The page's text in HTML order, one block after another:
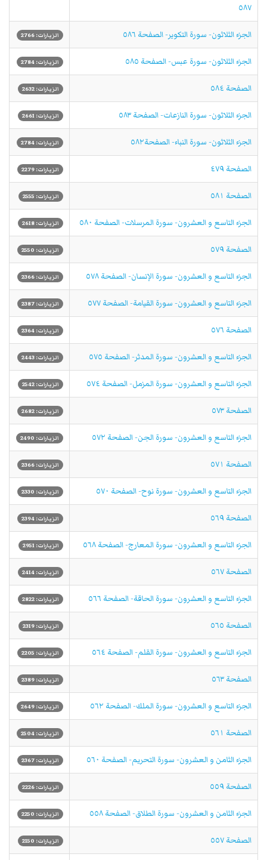
٥٨٧
الجزء الثلاثون- سورة التكوير- الصفحة ٥٨٦ الزيارات: 2766
الجزء الثلاثون- سورة عبس- الصفحة ٥٨٥ الزيارات: 2784
الصفحة ٥٨٤ الزيارات: 2632
الجزء الثلاثون- سورة النازعات- الصفحة ٥٨٣ الزيارات: 2661
الجزء الثلاثون- سورة النباء- الصفحة٥٨٢ الزيارات: 2784
الصفحة ٤٧۹ الزيارات: 2279
الصفحة ٥٨١ الزيارات: 2555
الجزء التاسع و العشرون- سورة المرسلات- الصفحة ٥٨٠ الزيارات: 2618
الصفحة ٥٧٩ الزيارات: 2550
الجزء التاسع و العشرون- سورة الإنسان- الصفحة ٥٧٨ الزيارات: 2366
الجزء التاسع و العشرون- سورة القيامة- الصفحة ٥٧٧ الزيارات: 2387
الصفحة ٥٧٦ الزيارات: 2364
الجزء التاسع و العشرون- سورة المدثر- الصفحة ٥٧٥ الزيارات: 2443
الجزء التاسع و العشرون- سورة المزمل- الصفحة ٥٧٤ الزيارات: 2542
الصفحة ٥٧٣ الزيارات: 2682
الجزء التاسع و العشرون- سورة الجن- الصفحة ٥٧٢ الزيارات: 2490
الصفحة ٥٧١ الزيارات: 2366
الجزء التاسع و العشرون- سورة نوح- الصفحة ٥٧٠ الزيارات: 2330
الصفحة ٥٦٩ الزيارات: 2394
الجزء التاسع و العشرون- سورة المعارج- الصفحة ٥٦٨ الزيارات: 2951
الصفحة ٥٦٧ الزيارات: 2414
الجزء التاسع و العشرون- سورة الحاقة- الصفحة ٥٦٦ الزيارات: 2822
الصفحة ٥٦٥ الزيارات: 2319
الجزء التاسع و العشرون- سورة القلم- الصفحة ٥٦٤ الزيارات: 2205
الصفحة ٥٦٣ الزيارات: 2389
الجزء التاسع و العشرون- سورة الملك- الصفحة ٥٦٢ الزيارات: 2649
الصفحة ٥٦١ الزيارات: 2504
الجزء الثامن و العشرون- سورة التحريم- الصفحة ٥٦٠ الزيارات: 2367
الصفحة ٥٥٩ الزيارات: 2226
الجزء الثامن و العشرون- سورة الطلاق- الصفحة ٥٥٨ الزيارات: 2250
الصفحة ٥٥٧ الزيارات: 2150